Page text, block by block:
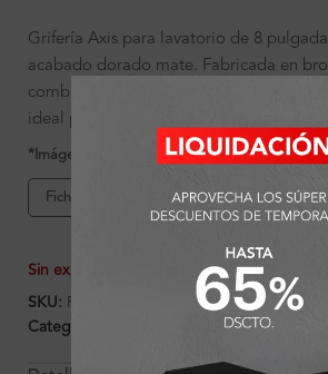
Grifería Axis para lavatorio de 8
acabado dorado mate. Fabricada en
combina elegancia, resistencia y un
ideal para baños contemporáneos.
*Imágenes referenciales
Ficha de producto
Sin existencias
SKU: FA5172
Categorías:
Baño, Baño